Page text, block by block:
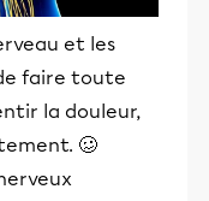
et les
faire toute
la douleur,
🥴